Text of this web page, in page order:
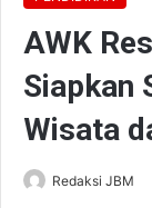
AWK
Siapkan
Wisata
Redaksi JBM